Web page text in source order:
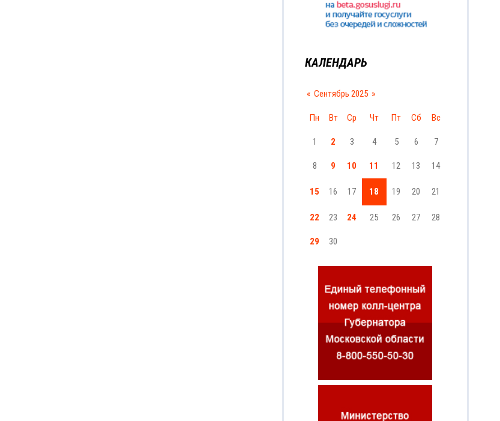
КАЛЕНДАРЬ
« Сентябрь 2025 »
Пн Вт Ср Чт Пт Сб Вс
1 2 3 4 5 6 7
8 9 10 11 12 13 14
15 16 17 18 19 20 21
22 23 24 25 26 27 28
29 30